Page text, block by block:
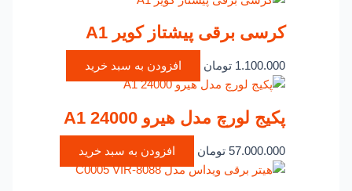
کرسی برقی پیشتاز کویر A1
1.100.000 تومان افزودن به سبد خرید
پکیج لورچ مدل هیرو A1 24000
57.000.000 تومان افزودن به سبد خرید